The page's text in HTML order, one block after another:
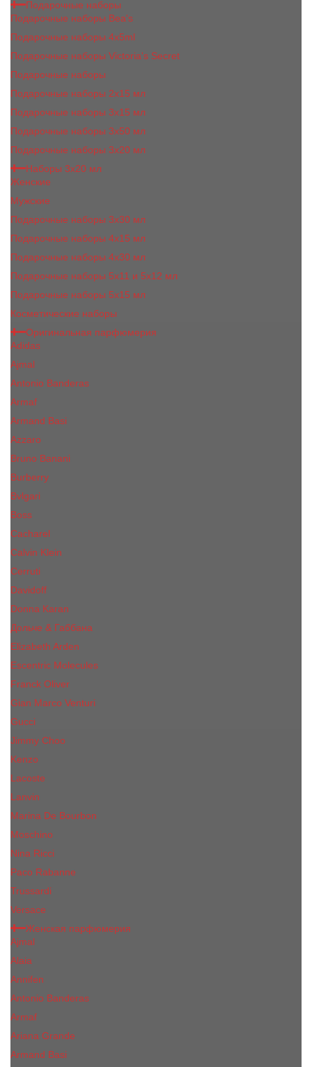
Подарочные наборы
Подарочные наборы Bea's
Подарочные наборы 4х5ml
Подарочные наборы Victoria's Secret
Подарочные наборы
Подарочные наборы 2x15 мл
Подарочные наборы 3х15 мл
Подарочные наборы 3x50 мл
Подарочные наборы 3x20 мл
Наборы 3х20 мл
Женские
Мужские
Подарочные наборы 3х30 мл
Подарочные наборы 4x15 мл
Подарочные наборы 4x30 мл
Подарочные наборы 5x11 и 5х12 мл
Подарочные наборы 5x15 мл
Косметические наборы
Оригинальная парфюмерия
Adidas
Ajmal
Antonio Banderas
Armaf
Armand Basi
Azzaro
Bruno Banani
Burberry
Bvlgari
Boss
Cacharel
Calvin Klein
Cerruti
Davidoff
Donna Karan
Дольче & Габбана
Elizabeth Arden
Escentric Molecules
Franck Oliver
Gian Marco Venturi
Gucci
Jimmy Choo
Kenzo
Lacoste
Lanvin
Marina De Bourbon
Moschino
Nina Ricci
Paco Rabanne
Trussardi
Versace
Женская парфюмерия
Ajmal
Alaia
Annifen
Antonio Banderas
Armaf
Ariana Grande
Armand Basi